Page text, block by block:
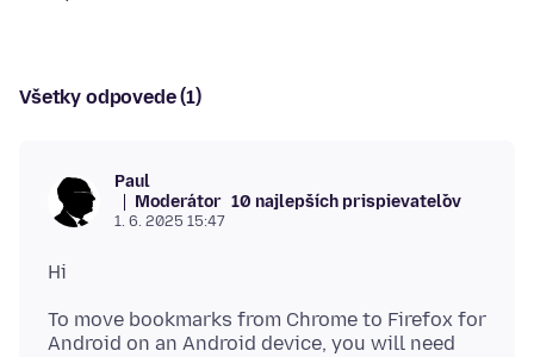
Všetky odpovede (1)
Paul
Moderátor 10 najlepších prispievateľov
1. 6. 2025 15:47
To move bookmarks from Chrome to Firefox for
Android on an Android device, you will need